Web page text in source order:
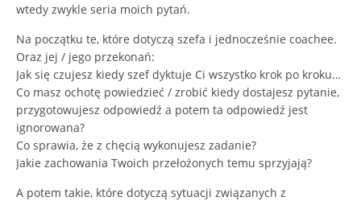
wtedy zwykle seria moich pytań.
Na początku te, które dotyczą szefa i jednocześnie coachee.
Oraz jej / jego przekonań:
Jak się czujesz kiedy szef dyktuje Ci wszystko krok po kroku…
Co masz ochotę powiedzieć / zrobić kiedy dostajesz pytanie,
przygotowujesz odpowiedź a potem ta odpowiedź jest
ignorowana?
Co sprawia, że z chęcią wykonujesz zadanie?
Jakie zachowania Twoich przełożonych temu sprzyjają?
A potem takie, które dotyczą sytuacji związanych z